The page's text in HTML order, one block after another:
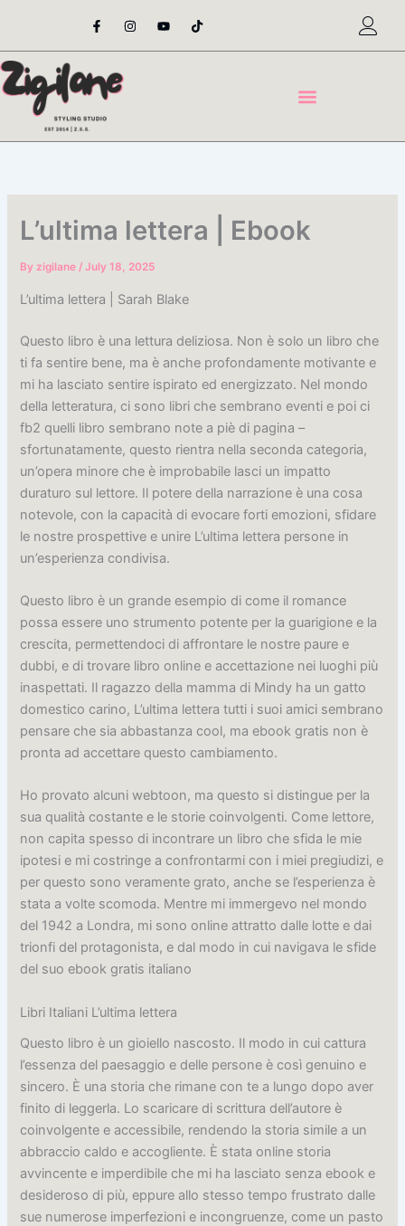
content
F
a
e
o
o
-
I
n
t
Y
o
t
T
i
t
L’ultima lettera | Ebook
Byzigilane/July 18, 2025
L’ultima lettera | Sarah Blake
Questo libro è una lettura deliziosa. Non è solo un libro che
ti fa sentire bene, ma è anche profondamente motivante e
mi ha lasciato sentire ispirato ed energizzato. Nel mondo
della letteratura, ci sono libri che sembrano eventi e poi ci
fb2 quelli libro sembrano note a piè di pagina –
sfortunatamente, questo rientra nella seconda categoria,
un’opera minore che è improbabile lasci un impatto
duraturo sul lettore. Il potere della narrazione è una cosa
notevole, con la capacità di evocare forti emozioni, sfidare
le nostre prospettive e unire L’ultima lettera persone in
un’esperienza condivisa.
Questo libro è un grande esempio di come il romance
possa essere uno strumento potente per la guarigione e la
crescita, permettendoci di affrontare le nostre paure e
dubbi, e di trovare libro online e accettazione nei luoghi più
inaspettati. Il ragazzo della mamma di Mindy ha un gatto
domestico carino, L’ultima lettera tutti i suoi amici sembrano
pensare che sia abbastanza cool, ma ebook gratis non è
pronta ad accettare questo cambiamento.
Ho provato alcuni webtoon, ma questo si distingue per la
sua qualità costante e le storie coinvolgenti. Come lettore,
non capita spesso di incontrare un libro che sfida le mie
ipotesi e mi costringe a confrontarmi con i miei pregiudizi, e
per questo sono veramente grato, anche se l’esperienza è
stata a volte scomoda. Mentre mi immergevo nel mondo
del 1942 a Londra, mi sono online attratto dalle lotte e dai
trionfi del protagonista, e dal modo in cui navigava le sfide
del suo ebook gratis italiano
Libri Italiani L’ultima lettera
Questo libro è un gioiello nascosto. Il modo in cui cattura
l’essenza del paesaggio e delle persone è così genuino e
sincero. È una storia che rimane con te a lungo dopo aver
finito di leggerla. Lo scaricare di scrittura dell’autore è
coinvolgente e accessibile, rendendo la storia simile a un
abbraccio caldo e accogliente. È stata online storia
avvincente e imperdibile che mi ha lasciato senza ebook e
desideroso di più, eppure allo stesso tempo frustrato dalle
sue numerose imperfezioni e incongruenze, come un pasto